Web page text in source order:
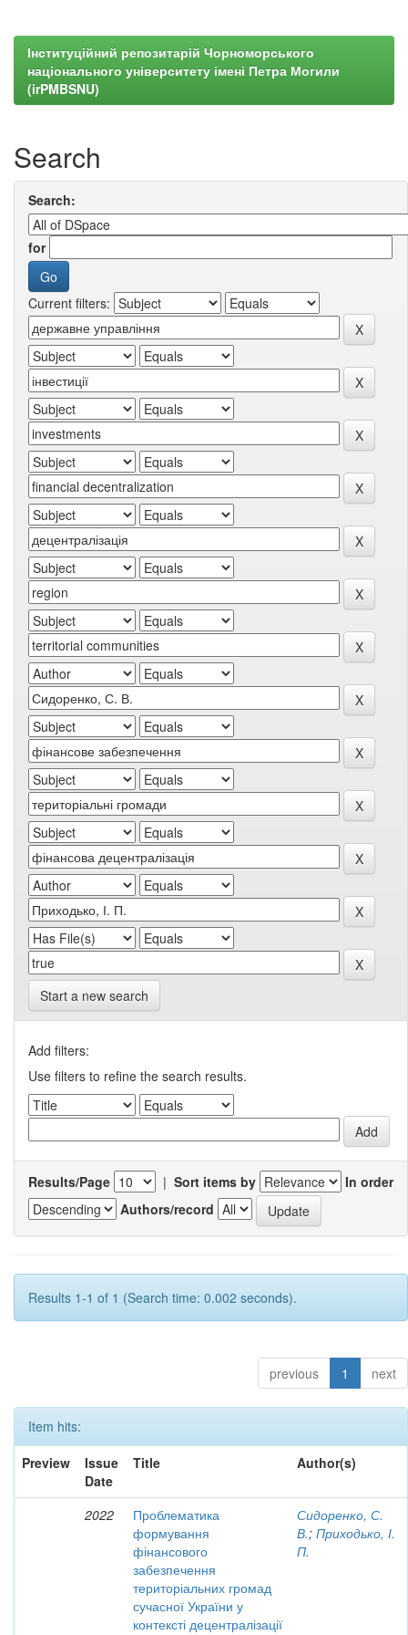
Інституційний репозитарій Чорноморського
національного університету імені Петра Могили
(irPMBSNU)
Search
Search:
for
Current filters:
Start a new search
Add filters:
Use filters to refine the search results.
Results/Page | Sort items by
In order
Authors/record
Results 1-1 of 1 (Search time: 0.002 seconds).
previous 1 next
Item hits:
Preview
Issue
Date
Title Author(s)
2022
Проблематика
формування
фінансового
забезпечення
територіальних громад
сучасної України у
контексті децентралізації
Сидоренко, С.
В.; Приходько, І.
П.